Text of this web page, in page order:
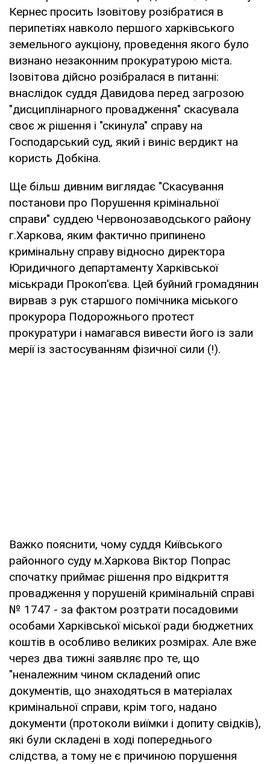
Кернес просить Ізовітову розібратися в
перипетіях навколо першого харківського
земельного аукціону, проведення якого було
визнано незаконним прокуратурою міста.
Ізовітова дійсно розібралася в питанні:
внаслідок суддя Давидова перед загрозою
"дисциплінарного провадження" скасувала
своє ж рішення і "скинула" справу на
Господарський суд, який і виніс вердикт на
користь Добкіна.
Ще більш дивним виглядає "Скасування
постанови про Порушення крімінальної
справи" суддею Червонозаводського району
г.Харкова, яким фактично припинено
кримінальну справу відносно директора
Юридичного департаменту Харківської
міськради Прокоп'єва. Цей буйний громадянин
вирвав з рук старшого помічника міського
прокурора Подорожнього протест
прокуратури і намагався вивести його із зали
мерії із застосуванням фізичної сили (!).
Важко пояснити, чому суддя Київського
районного суду м.Харкова Віктор Попрас
спочатку приймає рішення про відкриття
провадження у порушеній кримінальній справі
№ 1747 - за фактом розтрати посадовими
особами Харківської міської ради бюджетних
коштів в особливо великих розмірах. Але вже
через два тижні заявляє про те, що
"неналежним чином складений опис
документів, що знаходяться в матеріалах
кримінальної справи, крім того, надано
документи (протоколи виїмки і допиту свідків),
які були складені в ході попереднього
слідства, а тому не є причиною порушення